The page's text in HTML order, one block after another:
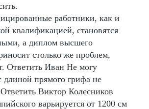
работники, как и
квалификацией, становятся
а диплом высшего
столько же проблем,
Ответить Иван Не могу
длиной прямого грифа не
Виктор Колесников
варьируется от 1200 см